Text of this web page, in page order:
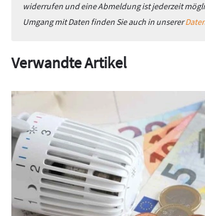
widerrufen und eine Abmeldung ist jederzeit
Umgang mit Daten finden Sie auch in unserer
Verwandte Artikel